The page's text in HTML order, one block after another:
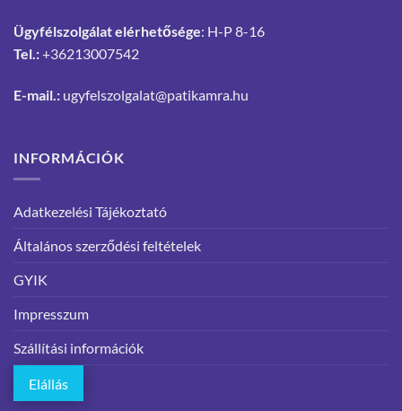
Ügyfélszolgálat elérhetősége: H-P 8-16
Tel.:+36213007542
E-mail.: ugyfelszolgalat@patikamra.hu
INFORMÁCIÓK
Adatkezelési Tájékoztató
Általános szerződési feltételek
GYIK
Impresszum
Szállítási információk
Elállás